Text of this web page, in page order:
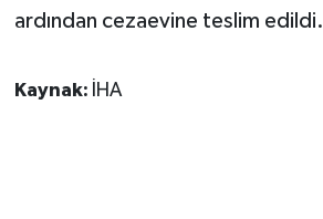
ardından cezaevine teslim edildi.
Kaynak: İHA